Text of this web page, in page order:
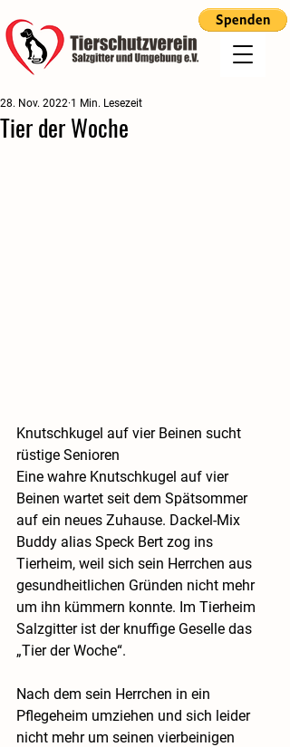
Tier der Woche
28. Nov. 2022 1 Min. Lesezeit
Knutschkugel auf vier Beinen sucht
rüstige Senioren
Eine wahre Knutschkugel auf vier
Beinen wartet seit dem Spätsommer
auf ein neues Zuhause. Dackel-Mix
Buddy alias Speck Bert zog ins
Tierheim, weil sich sein Herrchen aus
gesundheitlichen Gründen nicht mehr
um ihn kümmern konnte. Im Tierheim
Salzgitter ist der knuffige Geselle das
„Tier der Woche“.
Nach dem sein Herrchen in ein
Pflegeheim umziehen und sich leider
nicht mehr um seinen vierbeinigen